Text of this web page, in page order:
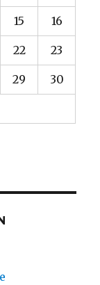
15 16
22 23
29 30